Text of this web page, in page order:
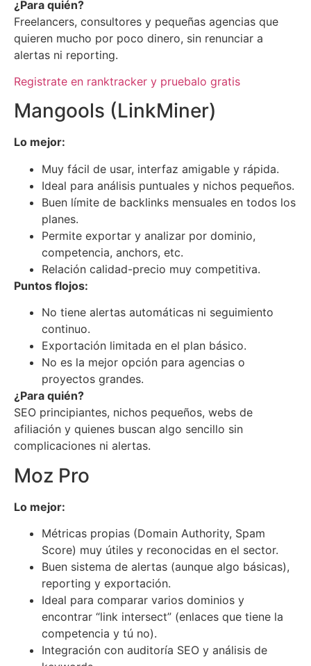
¿Para quién?
Freelancers, consultores y pequeñas agencias que
quieren mucho por poco dinero, sin renunciar a
alertas ni reporting.
Registrate en ranktracker y pruebalo gratis
Mangools (LinkMiner)
Lo mejor:
Muy fácil de usar, interfaz amigable y rápida.
Ideal para análisis puntuales y nichos pequeños.
Buen límite de backlinks mensuales en todos los
planes.
Permite exportar y analizar por dominio,
competencia, anchors, etc.
Relación calidad-precio muy competitiva.
Puntos flojos:
No tiene alertas automáticas ni seguimiento
continuo.
Exportación limitada en el plan básico.
No es la mejor opción para agencias o
proyectos grandes.
¿Para quién?
SEO principiantes, nichos pequeños, webs de
afiliación y quienes buscan algo sencillo sin
complicaciones ni alertas.
Moz Pro
Lo mejor:
Métricas propias (Domain Authority, Spam
Score) muy útiles y reconocidas en el sector.
Buen sistema de alertas (aunque algo básicas),
reporting y exportación.
Ideal para comparar varios dominios y
encontrar “link intersect” (enlaces que tiene la
competencia y tú no).
Integración con auditoría SEO y análisis de